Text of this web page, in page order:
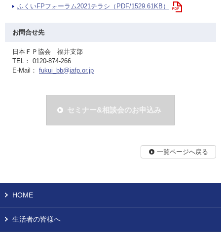
ふくいFPフォーラム2021チラシ（PDF/1529.61KB）
お問合せ先
日本ＦＰ協会 福井支部
TEL： 0120-874-266
E-Mail： fukui_bb@jafp.or.jp
セミナー&相談会のお申込み
一覧ページへ戻る
HOME
生活者の皆様へ